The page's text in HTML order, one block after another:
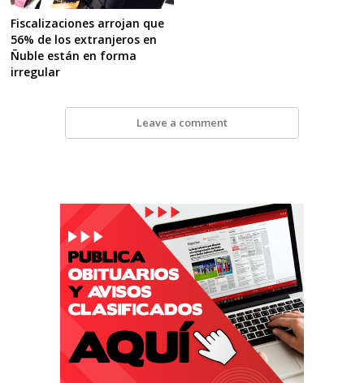
Fiscalizaciones arrojan que
56% de los extranjeros en
Ñuble están en forma
irregular
Leave a comment